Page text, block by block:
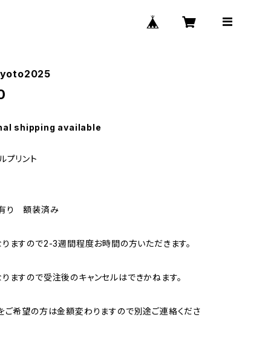
shipping available
プリント
り 額装済み
ますので2-3週間程度お時間の方いただきます。
ますので受注後のキャンセルはできかねます。
ご希望の方は金額変わりますので別途ご連絡くださ